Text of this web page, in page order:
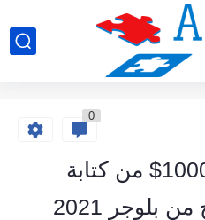
0
كيف تربح أزيد من 1000$ من كتابة
بلوجر 2021